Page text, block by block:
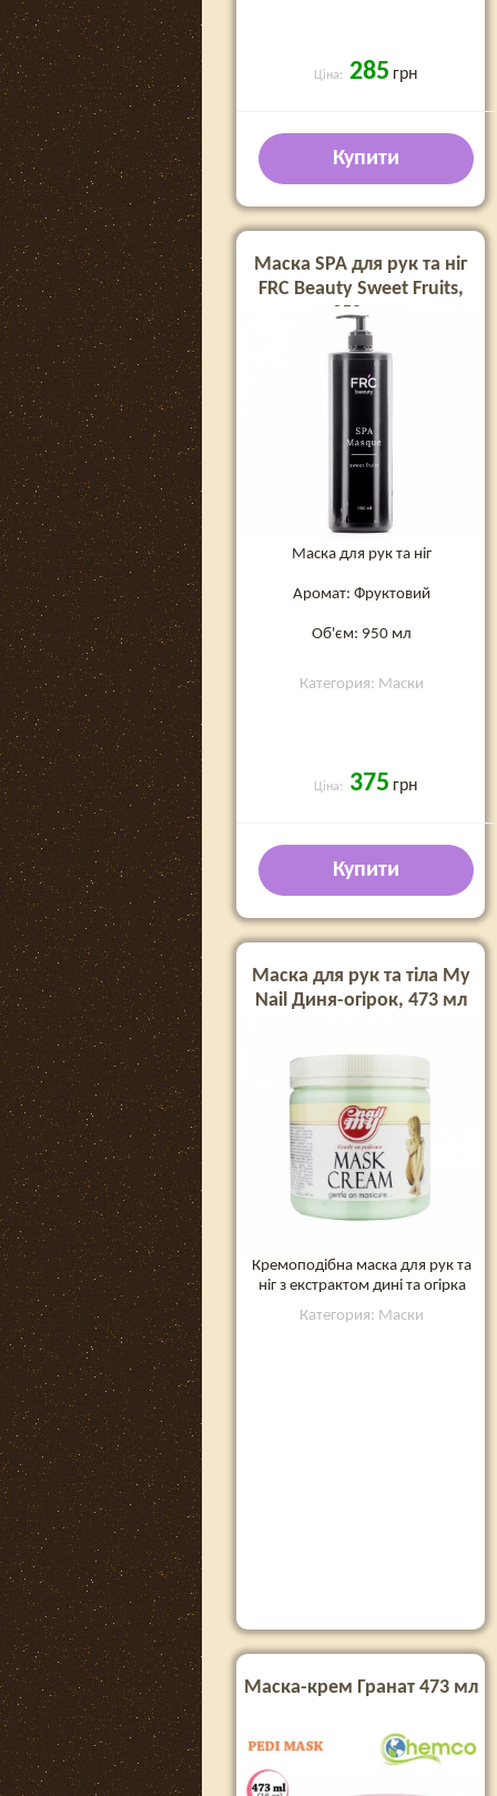
Ціна: 285 грн
Купити
Маска SPA для рук та ніг
FRC Beauty Sweet Fruits,
950 мл
Маска для рук та ніг
Аромат: Фруктовий
Об'єм: 950 мл
Категория: Маски
Ціна: 375 грн
Купити
Маска для рук та тіла My
Nail Диня-огірок, 473 мл
Кремоподібна маска для рук та
ніг з екстрактом дині та огірка
Категория: Маски
Маска-крем Гранат 473 мл